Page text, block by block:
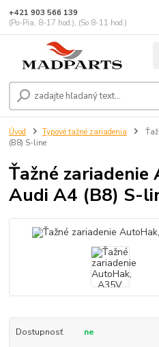
+421 903 566 139
(Po-Pia, 8-17 hod.), (So 8-11 hod.)
Úvod Typové ťažné zariadenia
(B8) S-line
Ťažné
Audi A4 (B8) S-
Dostupnosť ne